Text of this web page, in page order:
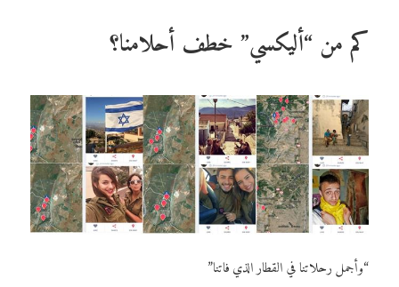
كم من “أليكسي” خطف أحلامنا؟
“وأجمل رحلاتنا في القطار الذي فاتنا”